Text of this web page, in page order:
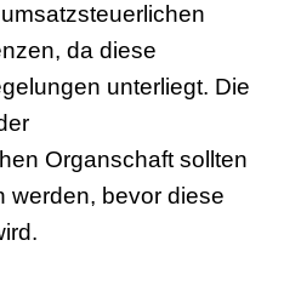
da diese
unterliegt. Die
Organschaft sollten
werden, bevor diese